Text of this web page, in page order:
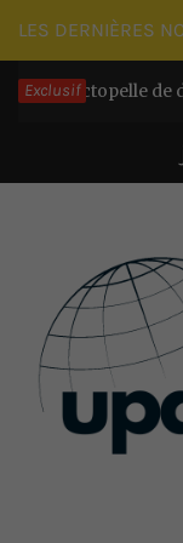
Passer
au
contenu
LES DERNIÈRES
Exclusifde dernière